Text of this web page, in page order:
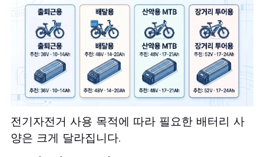
전기자전거 사용 목적에 따라 필요한 배터리 사
양은 크게 달라집니다.